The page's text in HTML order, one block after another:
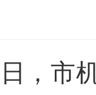
日，市